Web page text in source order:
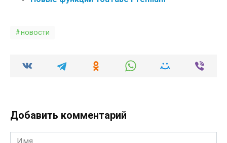
новости
Добавить комментарий
Имя